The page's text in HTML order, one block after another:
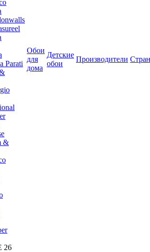
Parati
&
26
Обои
для
дома
Детские
обои
Производители